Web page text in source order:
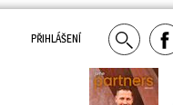
PŘIHLÁŠENÍ